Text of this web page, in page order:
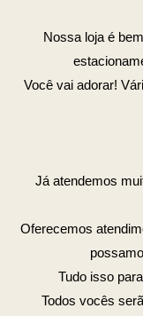
Nossa loja é
Você vai adorar!
Já atendemos
Oferecemos
Tudo isso
Todos vocês